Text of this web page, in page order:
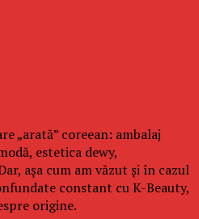
„arată” coreean: ambalaj
estetica dewy,
așa cum am văzut și în cazul
constant cu K-Beauty,
origine.